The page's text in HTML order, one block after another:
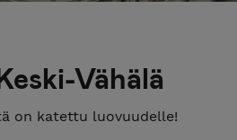
Vähälä
on katettu luovuudelle!